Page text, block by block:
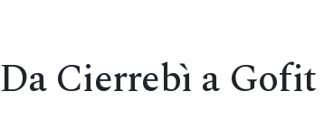
Da Cierrebì a Gofit